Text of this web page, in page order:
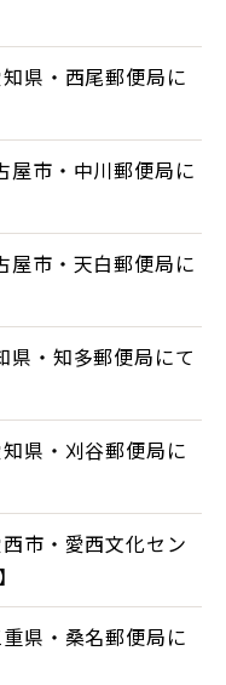
県・西尾郵便局に
屋市・中川郵便局に
屋市・天白郵便局に
県・知多郵便局にて
県・刈谷郵便局に
市・愛西文化セン
県・桑名郵便局に